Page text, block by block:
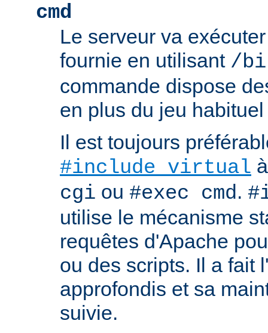
cmd
Le serveur va
fournie en utilisant /
commande dispose
en plus du jeu
Il est toujours
#include virtual
cgi ou #exec cmd.
utilise le mécanisme
requêtes d'Apache
ou des scripts. Il a fait
approfondis et sa
suivie.